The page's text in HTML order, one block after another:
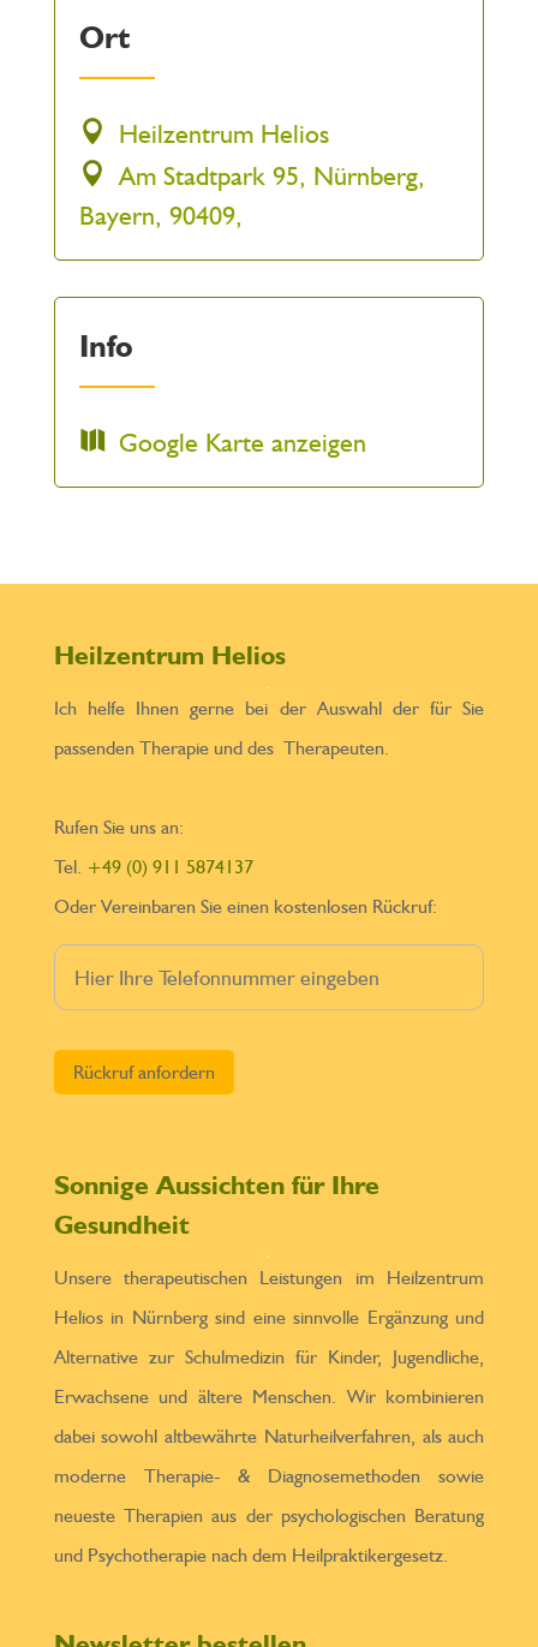
Ort
Heilzentrum Helios
Am Stadtpark 95, Nürnberg,
Bayern, 90409,
Info
Google Karte anzeigen
Heilzentrum Helios
Ich helfe Ihnen gerne bei der Auswahl der für Sie
passenden Therapie und des Therapeuten.
Rufen Sie uns an:
Tel. +49 (0) 911 5874137
Oder Vereinbaren Sie einen kostenlosen Rückruf:
Sonnige Aussichten für Ihre
Gesundheit
Unsere therapeutischen Leistungen im Heilzentrum
Helios in Nürnberg sind eine sinnvolle Ergänzung und
Alternative zur Schulmedizin für Kinder, Jugendliche,
Erwachsene und ältere Menschen. Wir kombinieren
dabei sowohl altbewährte Naturheilverfahren, als auch
moderne Therapie- & Diagnosemethoden sowie
neueste Therapien aus der psychologischen Beratung
und Psychotherapie nach dem Heilpraktikergesetz.